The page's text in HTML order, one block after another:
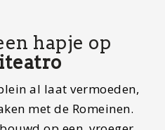
nog van de Romeinse
stenen in de huizen
Romeinse tijd. Nadat
heeft hier nog een
een pakhuis voor